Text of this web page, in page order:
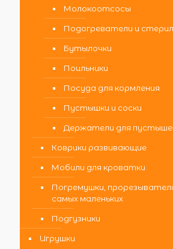
Молокоотсосы
Подогреватели и
Бутылочки
Поильники
Посуда для кормления
Пустышки и соски
Держатели для
Коврики развивающие
Мобили для кроватки
Погремушки,
самых маленьких
Подгузники
Игрушки